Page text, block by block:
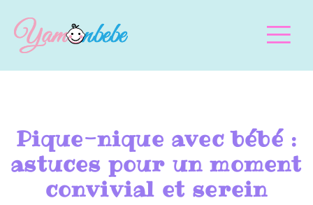
Pique-nique avec bébé :
astuces pour un moment
convivial et serein